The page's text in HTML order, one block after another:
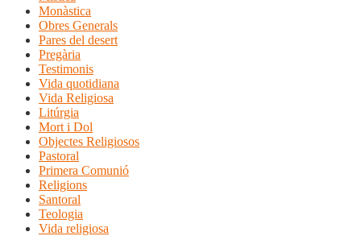
Monàstica
Obres Generals
Pares del desert
Pregària
Testimonis
Vida quotidiana
Vida Religiosa
Litúrgia
Mort i Dol
Objectes Religiosos
Pastoral
Primera Comunió
Religions
Santoral
Teologia
Vida religiosa